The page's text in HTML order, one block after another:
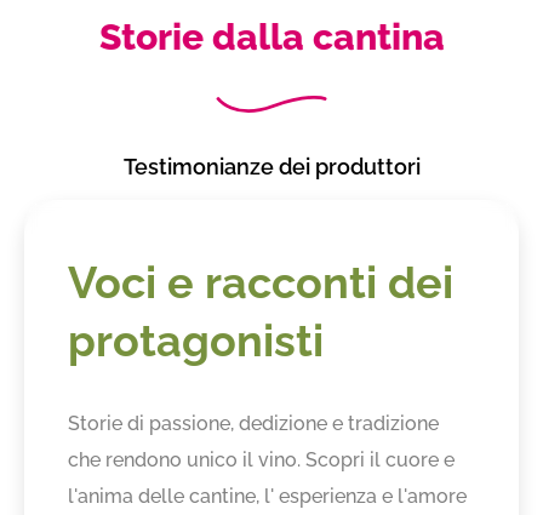
Storie dalla cantina
Testimonianze dei produttori
Voci e racconti dei
protagonisti
Storie di passione, dedizione e tradizione
che rendono unico il vino. Scopri il cuore e
l'anima delle cantine, l' esperienza e l'amore